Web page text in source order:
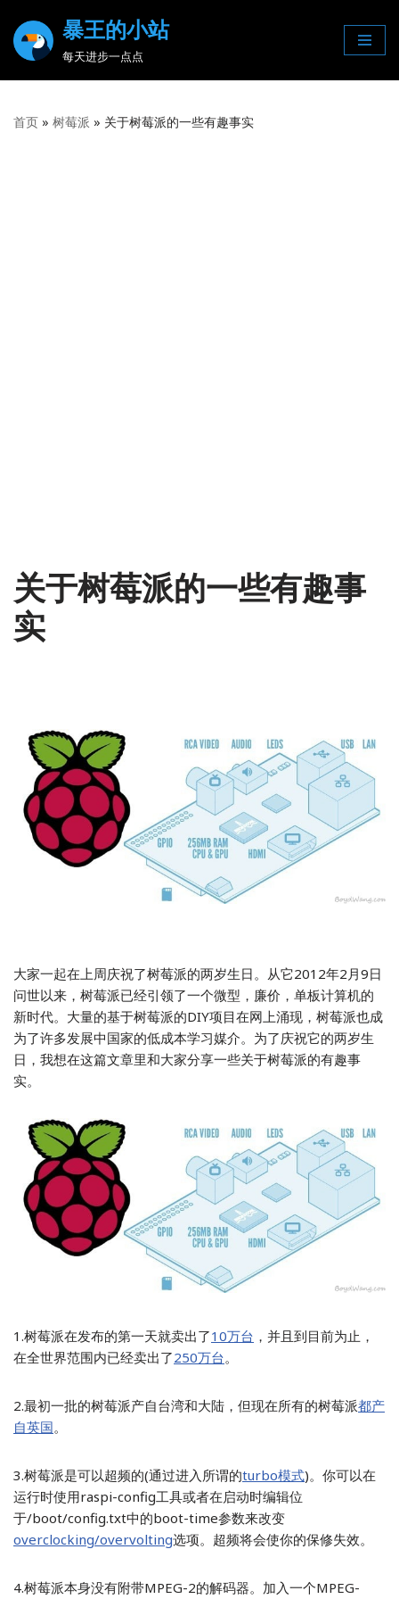
Skip
暴王的小站
每天进步一点点
首页 » 树莓派 » 关于树莓派的一些有趣事实
关于树莓派的一些有趣事
实
大家一起在上周庆祝了树莓派的两岁生日。从它2012年2月9日
问世以来，树莓派已经引领了一个微型，廉价，单板计算机的
新时代。大量的基于树莓派的DIY项目在网上涌现，树莓派也成
为了许多发展中国家的低成本学习媒介。为了庆祝它的两岁生
日，我想在这篇文章里和大家分享一些关于树莓派的有趣事
实。
1.树莓派在发布的第一天就卖出了10万台 ，并且到目前为止，
在全世界范围内已经卖出了250万台。
2.最初一批的树莓派产自台湾和大陆，但现在所有的树莓派都产
自英国。
3.树莓派是可以超频的(通过进入所谓的turbo模式)。你可以在
运行时使用raspi-config工具或者在启动时编辑位
于/boot/config.txt中的boot-time参数来改变
overclocking/overvolting选项。超频将会使你的保修失效。
4.树莓派本身没有附带MPEG-2的解码器。加入一个MPEG-